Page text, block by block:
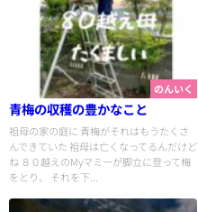
のんいく
青梅の収穫の豊かなこと
祖母の家の庭に 青梅がそれはもうたくさ
んできていた 祖母は亡くなってるんだけど
ね ８０越えのMyマミーが脚立に登って梅
をとり、 それを下...